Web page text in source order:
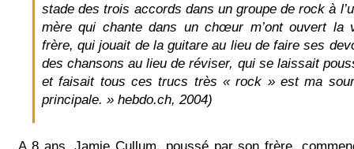
stade des trois accords dans un groupe de rock à
mère qui chante dans un chœur m’ont ouvert la
frère, qui jouait de la guitare au lieu de faire ses
des chansons au lieu de réviser, qui se laissait
et faisait tous ces trucs très « rock » est ma
principale. » hebdo.ch, 2004)
A 8 ans, Jamie Cullum, poussé par son frère,